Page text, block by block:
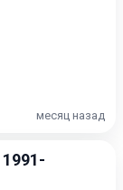
месяц назад